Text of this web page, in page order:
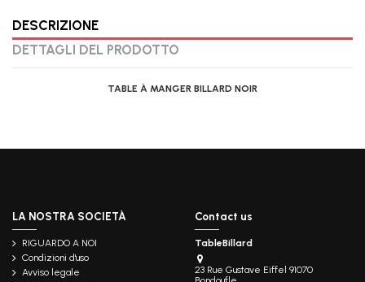
DESCRIZIONE
DETTAGLI DEL PRODOTTO
TABLE À MANGER BILLARD NOIR
LA NOSTRA SOCIETÀ
RIGUARDO A NOI
Condizioni d'uso
Avviso legale
Contact us
TableBillard
23 Rue Gustave Eiffel 91070